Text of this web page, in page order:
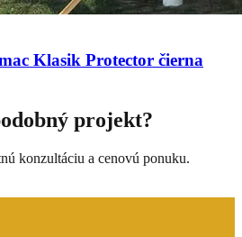
Klasik Protector čierna
projekt?
konzultáciu a cenovú ponuku.